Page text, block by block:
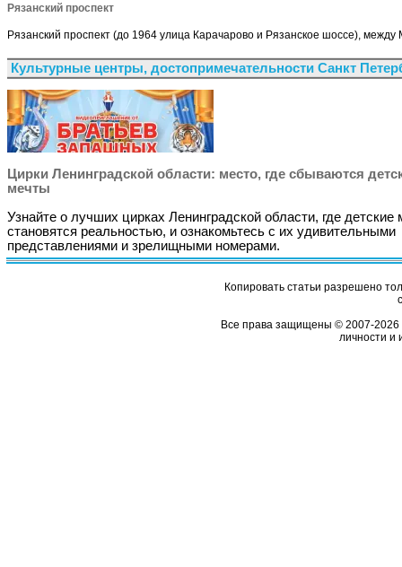
Рязанский проспект
Рязанский проспект (до 1964 улица Карачарово и Рязанское шоссе),
Культурные центры, достопримечательности Санкт
Цирки Ленинградской области: место, где сбываются
мечты
Узнайте о лучших цирках Ленинградской области, где детские
становятся реальностью, и ознакомьтесь с их удивительными
представлениями и зрелищными номерами.
Копировать статьи разрешено
Все права защищены © 2007-2026
личности и